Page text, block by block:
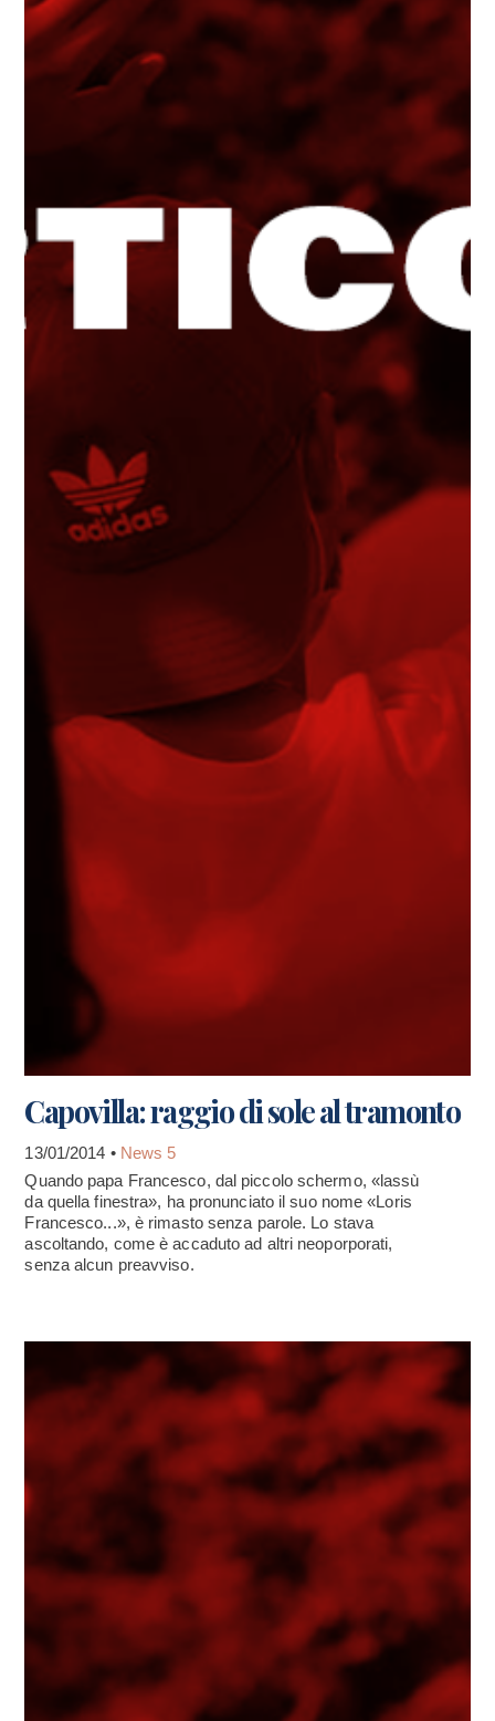
Capovilla: raggio di sole al tramonto
13/01/2014 • News 5
Quando papa Francesco, dal piccolo schermo, «lassù
da quella finestra», ha pronunciato il suo nome «Loris
Francesco...», è rimasto senza parole. Lo stava
ascoltando, come è accaduto ad altri neoporporati,
senza alcun preavviso.